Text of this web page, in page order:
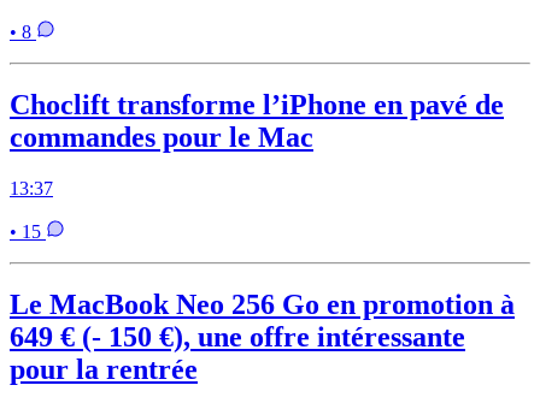
• 8
Choclift transforme l’iPhone en pavé de
commandes pour le Mac
13:37
• 15
Le MacBook Neo 256 Go en promotion à
649 € (- 150 €), une offre intéressante
pour la rentrée